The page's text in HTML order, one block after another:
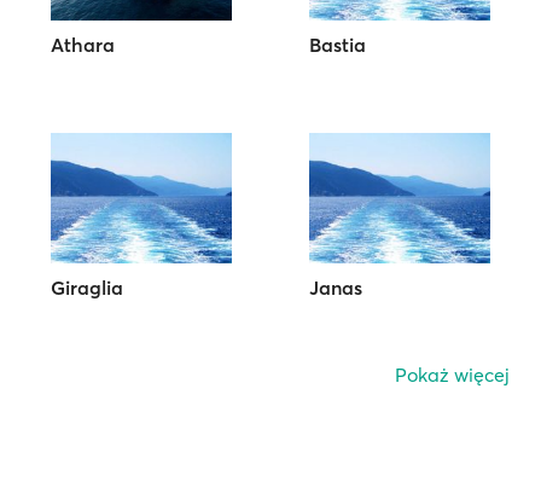
Athara Bastia
Giraglia Janas
Pokaż więcej